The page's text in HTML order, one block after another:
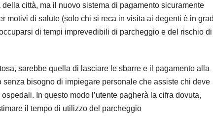
città, ma il nuovo sistema di pagamento sicuramente
motivi di salute (solo chi si reca in visita ai degenti è in
di tempi imprevedibili di parcheggio e del rischio di
sarebbe quella di lasciare le sbarre e il pagamento alla
bisogno di impiegare personale che assiste chi deve
In questo modo l’utente pagherà la cifra dovuta,
il tempo di utilizzo del parcheggio